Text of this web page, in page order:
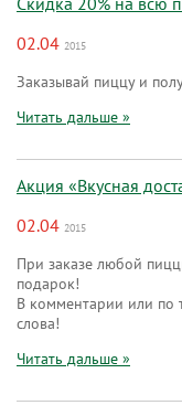
Скидка 20% на всю
02.04 2015
Заказывай пиццу и
Читать дальше »
Акция «Вкусная
02.04 2015
При заказе любой
подарок!
В комментарии или по
слова!
Читать дальше »